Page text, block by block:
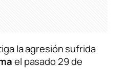
la agresión sufrida
el pasado 29 de